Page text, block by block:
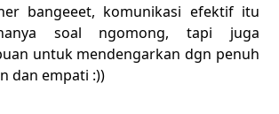
bangeeet, komunikasi efektif itu
soal ngomong, tapi juga
untuk mendengarkan dgn penuh
dan empati :))